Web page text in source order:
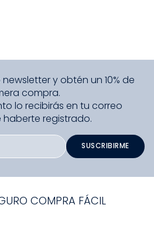
y obtén un 10% de
compra.
lo recibirás en tu correo
registrado.
SUSCRIBIRME
COMPRA FÁCIL